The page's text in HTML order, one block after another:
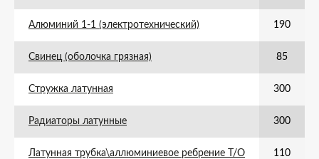
Алюминий 1-1 (электротехнический) 190
Свинец (оболочка грязная) 85
Стружка латунная 300
Радиаторы латунные 300
Латунная трубка\аллюминиевое ребрение Т/О 110